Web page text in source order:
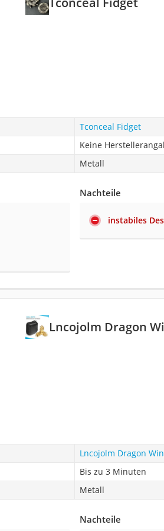
Tconceal Fidget
Keine
Metall
Nachteile
instabiles
Lncojolm Dragon
Lncojolm Dragon
Bis zu 3 Minuten
Metall
Nachteile